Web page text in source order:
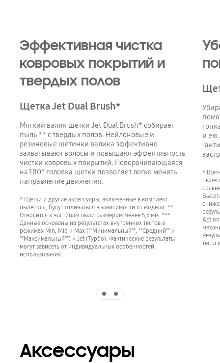
Эффективная чистка
ковровых покрытий и
твердых полов
Щетка Jet Dual Brush*
Мягкий валик щетки Jet Dual Brush* собирает
пыль ** с твердых полов. Нейлоновые и
резиновые щетинки валика эффективно
захватывают волосы и повышают эффективность
чистки ковровых покрытий. Поворачивающаяся
на 180° головка щетки позволяет легко менять
направление движения.
* Щетки и другие аксессуары, включенные в комплект
пылесоса, будут отличаться в зависимости от модели. **
Относится к частицам пыли размером менее 5,5 мм. ***
Данные основаны на результатах внутренних тестов в
режимах Min, Mid и Max (""Минимальный"", ""Средний"" и
""Максимальный"") и Jet (Турбо). Фактические результаты
могут зависеть от индивидуальных особенностей
использования.
и ею
*
Action
теста
Аксессуары